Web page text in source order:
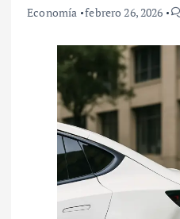
Economía febrero 26, 2026